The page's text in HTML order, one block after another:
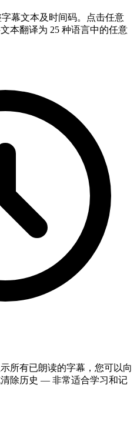
幕文本及时间码。点击任意
本翻译为 25 种语言中的任意
所有已朗读的字幕，您可以向
清除历史 — 非常适合学习和记